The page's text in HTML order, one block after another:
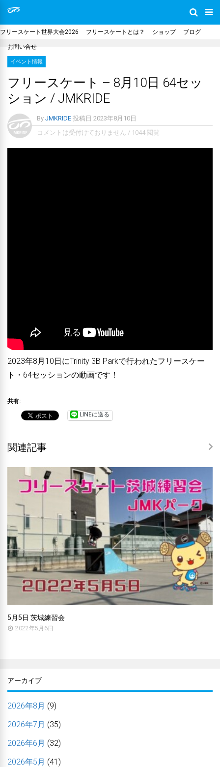
フリースケート世界大会2026 フリースケートとは？ ショップ ブログ
お問い合せ
イベント情報
フリースケート – 8月10日 64セッ
ション / JMKRIDE
By JMKRIDE 投稿日 2023年8月10日
コメントは受付けておりません / 1044 閲覧
2023年8月10日にTrinity 3B Parkで行われたフリースケー
ト・64セッションの動画です！
共有:
LINEに送る
関連記事
5月5日 茨城練習会
2022年5月6日
アーカイブ
2026年8月 (9)
2026年7月 (35)
2026年6月 (32)
2026年5月 (41)